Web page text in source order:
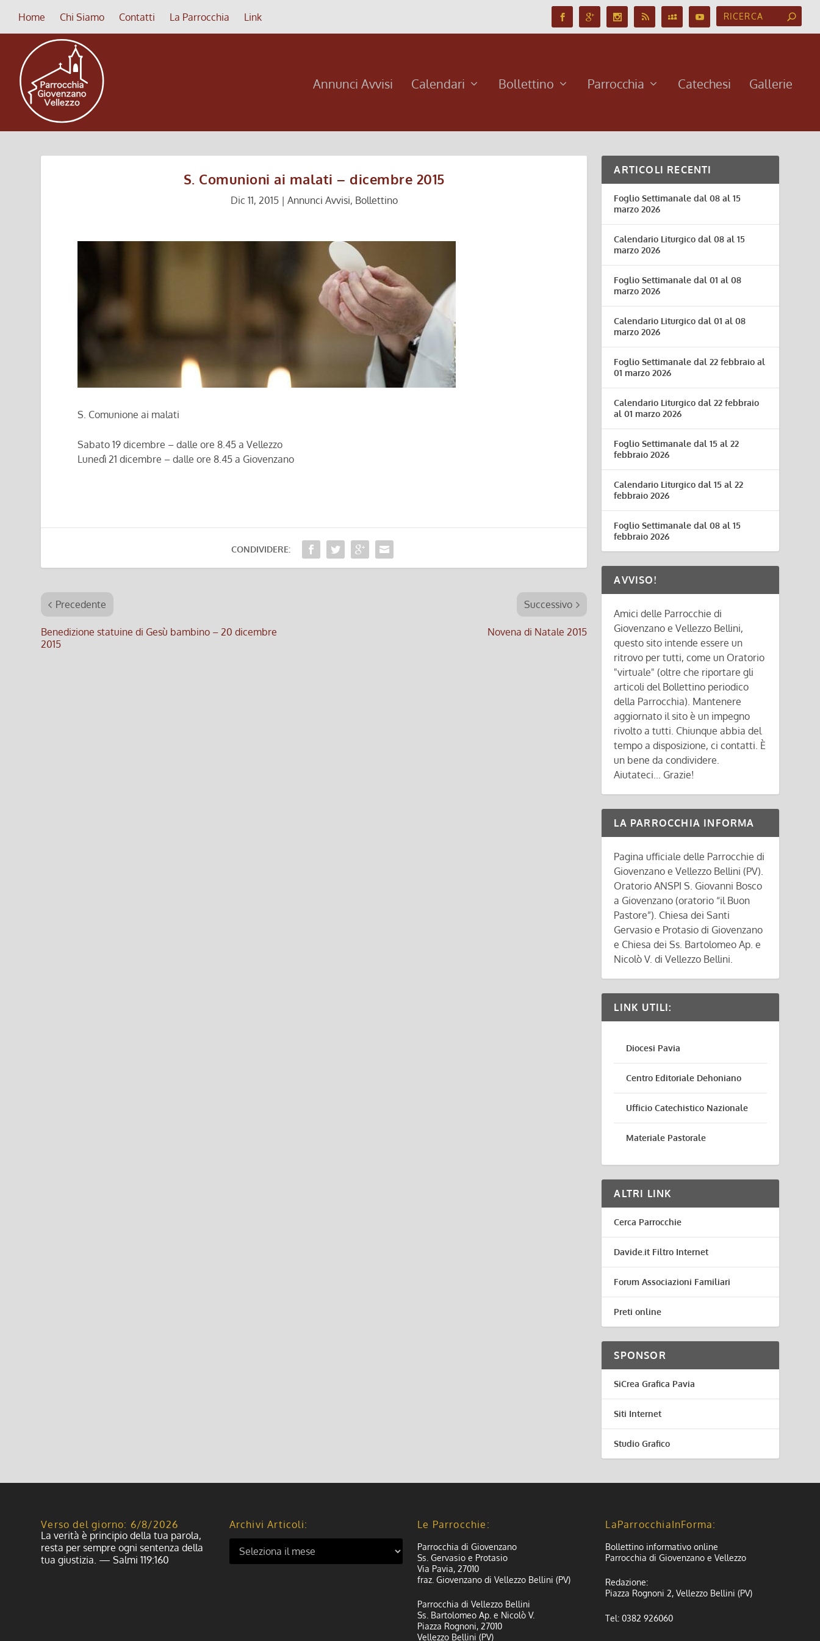
Home Chi Siamo Contatti La Parrocchia Link
Annunci Avvisi Calendari Bollettino Parrocchia Catechesi Gallerie
S. Comunioni ai malati – dicembre 2015
Dic 11, 2015| Annunci Avvisi, Bollettino
S. Comunione ai malati
Sabato 19 dicembre – dalle ore 8.45a Vellezzo
Lunedì 21 dicembre – dalle ore 8.45a Giovenzano
CONDIVIDERE:
Precedente
Benedizione statuine di Gesù bambino – 20 dicembre
2015
Successivo
Novena di Natale 2015
ARTICOLI RECENTI
Foglio Settimanale dal 08 al 15
marzo 2026
Calendario Liturgico dal 08 al 15
marzo 2026
Foglio Settimanale dal 01 al 08
marzo 2026
Calendario Liturgico dal 01 al 08
marzo 2026
Foglio Settimanale dal 22 febbraio al
01 marzo 2026
Calendario Liturgico dal 22 febbraio
al 01 marzo 2026
Foglio Settimanale dal 15 al 22
febbraio 2026
Calendario Liturgico dal 15 al 22
febbraio 2026
Foglio Settimanale dal 08 al 15
febbraio 2026
AVVISO!
Amici delle Parrocchie di
Giovenzano e Vellezzo Bellini,
questo sito intende essere un
ritrovo per tutti, come un Oratorio
"virtuale" (oltre che riportare gli
articoli del Bollettino periodico
della Parrocchia). Mantenere
aggiornato il sito è un impegno
rivolto a tutti. Chiunque abbia del
tempo a disposizione, ci contatti. È
un bene da condividere.
Aiutateci... Grazie!
LA PARROCCHIA INFORMA
Pagina ufficiale delle Parrocchie di
Giovenzano e Vellezzo Bellini (PV).
Oratorio ANSPI S. Giovanni Bosco
a Giovenzano (oratorio “il Buon
Pastore”). Chiesa dei Santi
Gervasio e Protasio di Giovenzano
e Chiesa dei Ss. Bartolomeo Ap. e
Nicolò V. di Vellezzo Bellini.
LINK UTILI:
Diocesi Pavia
Centro Editoriale Dehoniano
Ufficio Catechistico Nazionale
Materiale Pastorale
ALTRI LINK
Cerca Parrocchie
Davide.it Filtro Internet
Forum Associazioni Familiari
Preti online
SPONSOR
SiCrea Grafica Pavia
Siti Internet
Studio Grafico
Verso del giorno: 6/8/2026
La verità è principio della tua parola,
resta per sempre ogni sentenza della
tua giustizia. — Salmi 119:160
Archivi Articoli: Le Parrocchie:
Parrocchia di Giovenzano
Ss. Gervasio e Protasio
Via Pavia, 27010
fraz. Giovenzano di Vellezzo Bellini (PV)
Parrocchia di Vellezzo Bellini
Ss. Bartolomeo Ap. e Nicolò V.
Piazza Rognoni, 27010
Vellezzo Bellini (PV)
LaParrocchiaInForma:
Bollettino informativo online
Parrocchia di Giovenzano e Vellezzo
Redazione:
Piazza Rognoni 2, Vellezzo Bellini (PV)
Tel: 0382 926060